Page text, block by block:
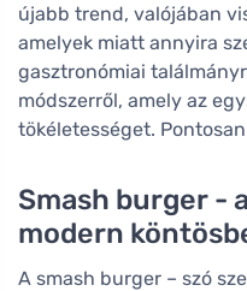
újabb trend, valójában
amelyek miatt annyira
gasztronómiai
módszerről, amely az
tökéletességet.
Smash burger -
modern
A smash burger – szó